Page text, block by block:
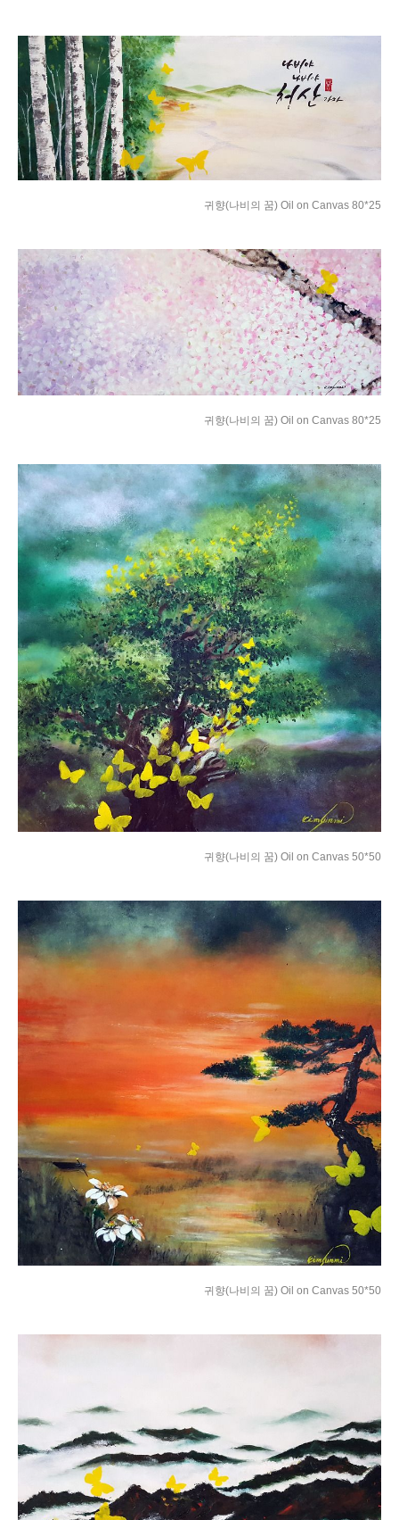
귀향(나비의 꿈) Oil on Canvas 80*25
귀향(나비의 꿈) Oil on Canvas 80*25
귀향(나비의 꿈) Oil on Canvas 50*50
귀향(나비의 꿈) Oil on Canvas 50*50